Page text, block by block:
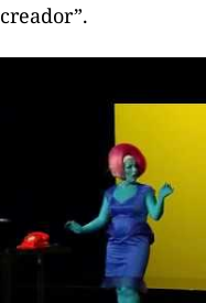
creador”.